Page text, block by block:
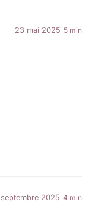
23 mai 2025 5 min
2025 4 min